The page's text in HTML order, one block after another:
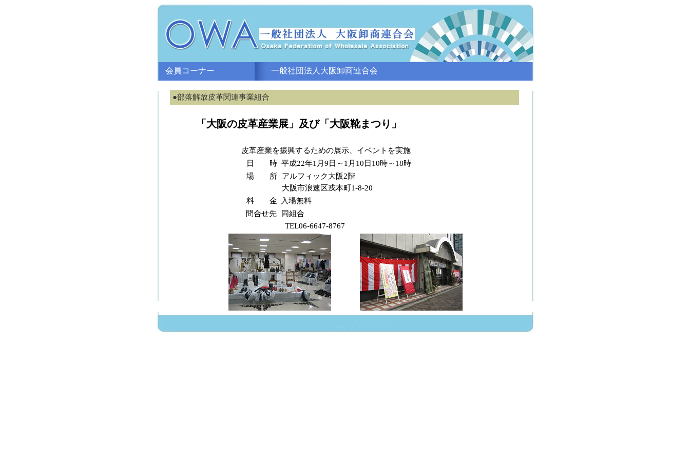
会員コーナー 一般社団法人大阪卸商連合会
●部落解放皮革関連事業組合
「大阪の皮革産業展」及び「大阪靴まつり」
皮革産業を振興するための展示、イベントを実施
日 時 平成22年1月9日～1月10日10時～18時
場 所
アルフィック大阪2階
大阪市浪速区戎本町1-8-20
料 金
入場無料
問合せ先
同組合
TEL06-6647-8767